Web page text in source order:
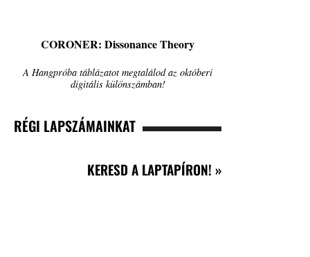
CORONER: Dissonance Theory
A Hangpróba táblázatot megtalálod az októberi
digitális különszámban!
RÉGI LAPSZÁMAINKAT
KERESD A LAPTAPÍRON! »